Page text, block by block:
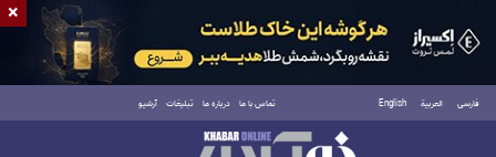
فارسی العربية English تماس با ما درباره ما تبلیغات آرشیو
جمعه ۱۶ مرداد ۱۴۰۵
×